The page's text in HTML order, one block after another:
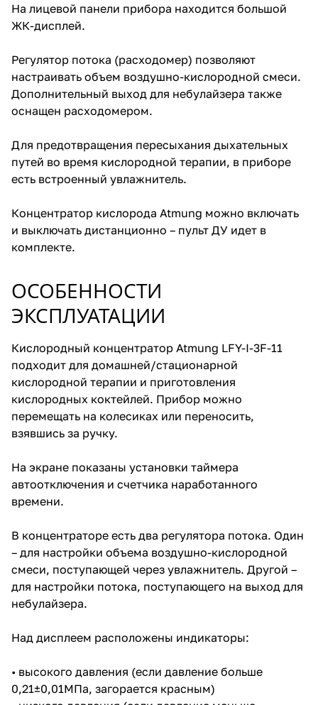
На лицевой панели прибора находится большой
ЖК-дисплей.
Регулятор потока (расходомер) позволяют
настраивать объем воздушно-кислородной смеси.
Дополнительный выход для небулайзера также
оснащен расходомером.
Для предотвращения пересыхания дыхательных
путей во время кислородной терапии, в приборе
есть встроенный увлажнитель.
Концентратор кислорода Atmung можно включать
и выключать дистанционно – пульт ДУ идет в
комплекте.
ОСОБЕННОСТИ
ЭКСПЛУАТАЦИИ
Кислородный концентратор Atmung LFY-I-3F-11
подходит для домашней/стационарной
кислородной терапии и приготовления
кислородных коктейлей. Прибор можно
перемещать на колесиках или переносить,
взявшись за ручку.
На экране показаны установки таймера
автоотключения и счетчика наработанного
времени.
В концентраторе есть два регулятора потока. Один
– для настройки объема воздушно-кислородной
смеси, поступающей через увлажнитель. Другой –
для настройки потока, поступающего на выход для
небулайзера.
Над дисплеем расположены индикаторы:
• высокого давления (если давление больше
0,21±0,01МПа, загорается красным)